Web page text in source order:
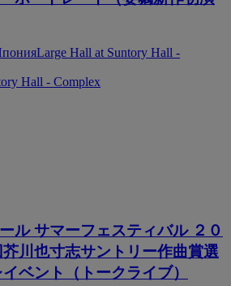
Large Hall at Suntory Hall -
Hall - Complex
ル サマーフェスティバル ２０
芥川也寸志サントリー作曲賞選
ベント（トークライブ）